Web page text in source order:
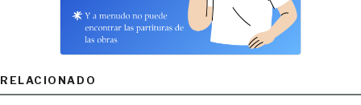
RELACIONADO